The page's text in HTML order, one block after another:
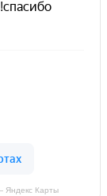
Яндекс Карты